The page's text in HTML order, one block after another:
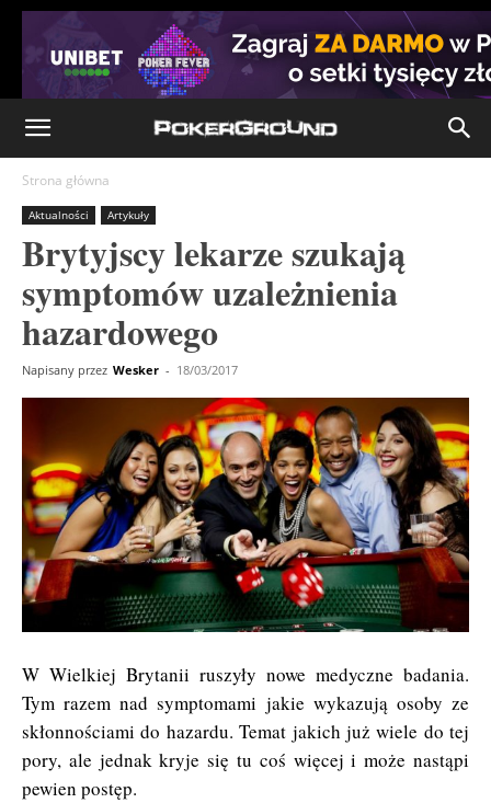
Strona główna
Aktualności Artykuły
Brytyjscy lekarze szukają
symptomów uzależnienia
hazardowego
Napisany przez Wesker - 18/03/2017
W Wielkiej Brytanii ruszyły nowe medyczne badania.
Tym razem nad symptomami jakie wykazują osoby ze
skłonnościami do hazardu. Temat jakich już wiele do tej
pory, ale jednak kryje się tu coś więcej i może nastąpi
pewien postęp.